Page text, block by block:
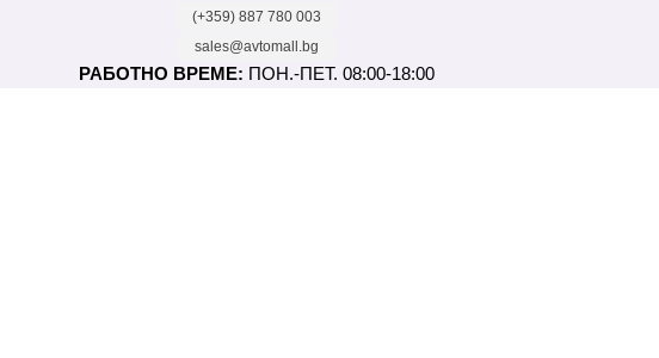
(+359) 887 780 003
sales@avtomall.bg
РАБОТНО ВРЕМЕ: ПОН.-ПЕТ. 08:00-18:00